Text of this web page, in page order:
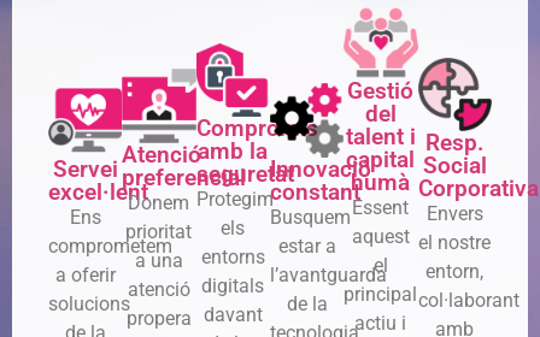
Servei
excel·lent
Ens
comprometem
a oferir
solucions
Atenció
preferencial
Donem
prioritat
a una
atenció
propera
Compromís
amb la
seguretat
Protegim
els
entorns
digitals
davant
Innovació
constant
Busquem
estar a
l’avantguarda
de la
Gestió
del
talent i
capital
humà
Essent
aquest
el
principal
actiu i
Resp.
Social
Corporativa
Envers
el nostre
entorn,
col·laborant
amb